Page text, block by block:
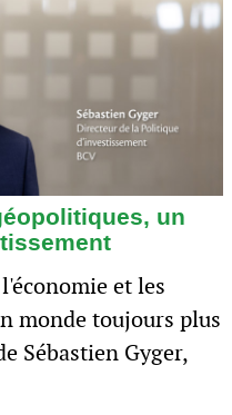
un
et les
monde toujours plus
Sébastien Gyger,